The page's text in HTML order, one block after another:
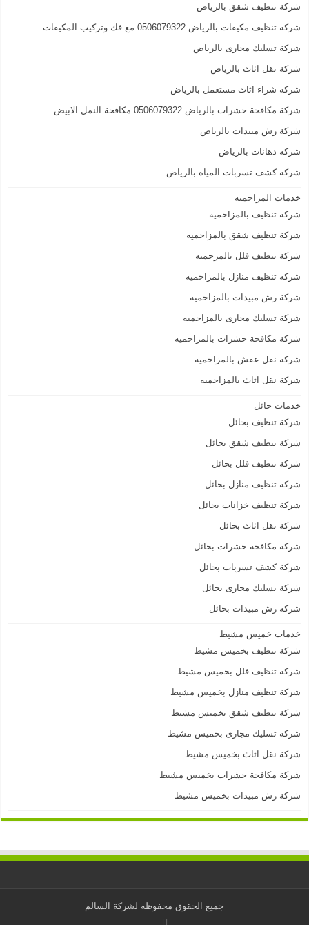
شركة تنظيف شقق بالرياض
شركة تنظيف مكيفات بالرياض 0506079322 مع فك وتركيب المكيفات
شركة تسليك مجارى بالرياض
شركة نقل اثاث بالرياض
شركة شراء اثاث مستعمل بالرياض
شركة مكافحة حشرات بالرياض 0506079322 مكافحة النمل الابيض
شركة رش مبيدات بالرياض
شركة دهانات بالرياض
شركة كشف تسربات المياه بالرياض
خدمات المزاحميه
شركة تنظيف بالمزاحميه
شركة تنظيف شقق بالمزاحميه
شركة تنظيف فلل بالمزحميه
شركة تنظيف منازل بالمزاحميه
شركة رش مبيدات بالمزاحميه
شركة تسليك مجارى بالمزاحميه
شركة مكافحة حشرات بالمزاحميه
شركة نقل عفش بالمزاحميه
شركة نقل اثاث بالمزاحميه
خدمات حائل
شركة تنظيف بحائل
شركة تنظيف شقق بحائل
شركة تنظيف فلل بحائل
شركة تنظيف منازل بحائل
شركة تنظيف خزانات بحائل
شركة نقل اثاث بحائل
شركة مكافحة حشرات بحائل
شركة كشف تسربات بحائل
شركة تسليك مجارى بحائل
شركة رش مبيدات بحائل
خدمات خميس مشيط
شركة تنظيف بخميس مشيط
شركة تنظيف فلل بخميس مشيط
شركة تنظيف منازل بخميس مشيط
شركة تنظيف شقق بخميس مشيط
شركة تسليك مجارى بخميس مشيط
شركة نقل اثاث بخميس مشيط
شركة مكافحة حشرات بخميس مشيط
شركة رش مبيدات بخميس مشيط
جميع الحقوق محفوظه لشركة السالم